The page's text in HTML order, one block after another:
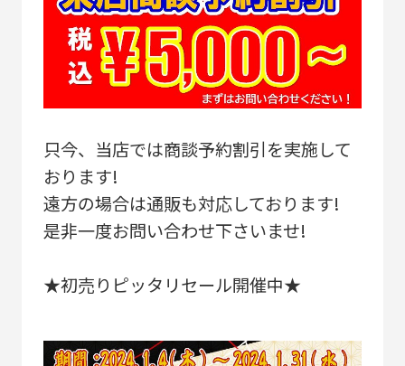
只今、当店では商談予約割引を実施して
おります!
遠方の場合は通販も対応しております!
是非一度お問い合わせ下さいませ!
★初売りピッタリセール開催中★